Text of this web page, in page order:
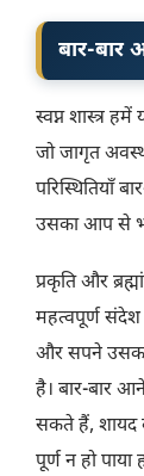
बार-बार
स्वप्न शास्त्र
जो जागृत
परिस्थितियाँ
उसका आप से
प्रकृति और
महत्वपूर्ण संदेश
और सपने उसका
है। बार-बार
सकते हैं, शायद
पूर्ण न हो